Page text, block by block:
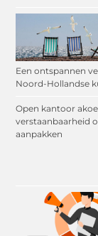
Een ontspannen
Noord-Hollandse
Open kantoor
verstaanbaarheid
aanpakken